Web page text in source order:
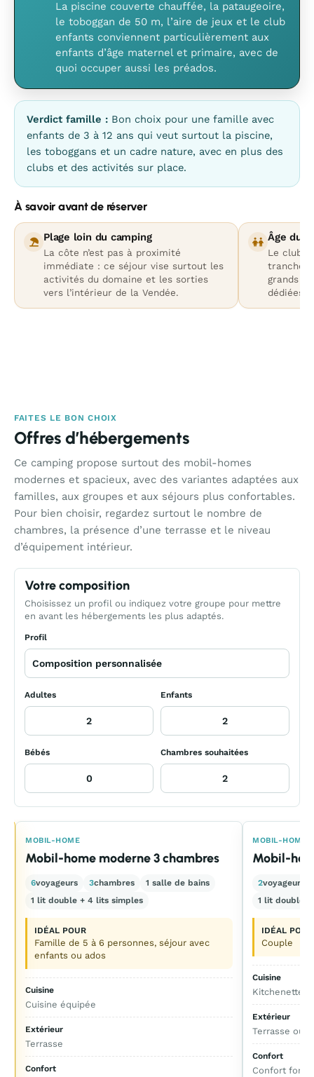
La piscine couverte chauffée, la pataugeoire,
le toboggan de 50 m, l’aire de jeux et le club
enfants conviennent particulièrement aux
enfants d’âge maternel et primaire, avec de
quoi occuper aussi les préados.
Verdict famille : Bon choix pour une famille avec
enfants de 3 à 12 ans qui veut surtout la piscine,
les toboggans et un cadre nature, avec en plus des
clubs et des activités sur place.
À savoir avant de réserver
Plage loin du camping
La côte n’est pas à proximité
immédiate : ce séjour vise surtout les
activités du domaine et les sorties
vers l’intérieur de la Vendée.
Âge du
Le club
tranche
grands
dédiées.
FAITES LE BON CHOIX
Offres d’hébergements
Ce camping propose surtout des mobil-homes
modernes et spacieux, avec des variantes adaptées aux
familles, aux groupes et aux séjours plus confortables.
Pour bien choisir, regardez surtout le nombre de
chambres, la présence d’une terrasse et le niveau
d’équipement intérieur.
Votre composition
Choisissez un profil ou indiquez votre groupe pour mettre
en avant les hébergements les plus adaptés.
Profil
Adultes Enfants
Bébés Chambres souhaitées
MOBIL-HOME
Mobil-home moderne 3 chambres
6voyageurs 3chambres
1 salle de bains
1 lit double + 4 lits simples
IDÉAL POUR
Famille de 5 à 6 personnes, séjour avec
enfants ou ados
Cuisine
Cuisine équipée
Extérieur
Terrasse
Confort
MOBIL-HOME
Mobil-
2voyageurs
1 lit double
IDÉAL POUR
Couple
Cuisine
Kitchenette
Extérieur
Terrasse ou
Confort
Confort